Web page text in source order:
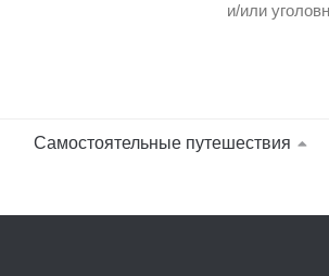
и/или
Самостоятельные путешествия